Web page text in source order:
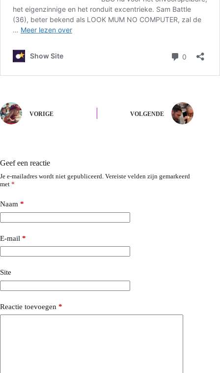
VORIGE VOLGENDE
Geef een reactie
Je e-mailadres wordt niet gepubliceerd. Vereiste velden zijn gemarkeerd
met *
Naam *
E-mail *
Site
Reactie toevoegen *